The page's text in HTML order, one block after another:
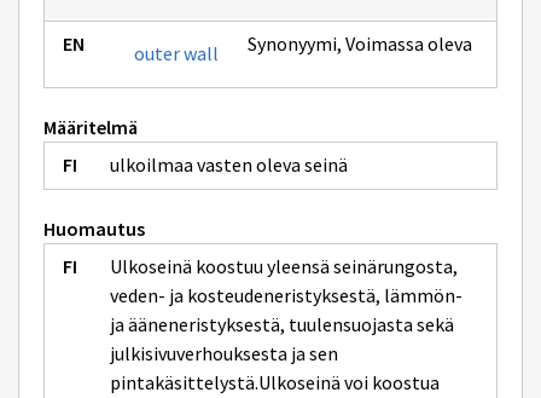
outer wall Synonyymi, Voimassa oleva
Määritelmä
ulkoilmaa vasten oleva seinä
Huomautus
Ulkoseinä koostuu yleensä seinärungosta,
veden- ja kosteudeneristyksestä, lämmön-
ja ääneneristyksestä, tuulensuojasta sekä
julkisivuverhouksesta ja sen
pintakäsittelystä.Ulkoseinä voi koostua